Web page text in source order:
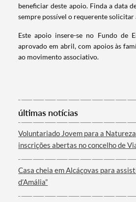
Termo de Pesquisa
Categorias gerais
Filtros
beneficiar deste apoio. Finda a data
sempre possível o requerente solicitar
Este apoio insere-se no Fundo de
aprovado em abril, com apoios às
ao movimento associativo.
últimas notícias
Voluntariado Jovem para a
inscrições abertas no concelho de
Casa cheia em Alcáçovas para
d’Amália”